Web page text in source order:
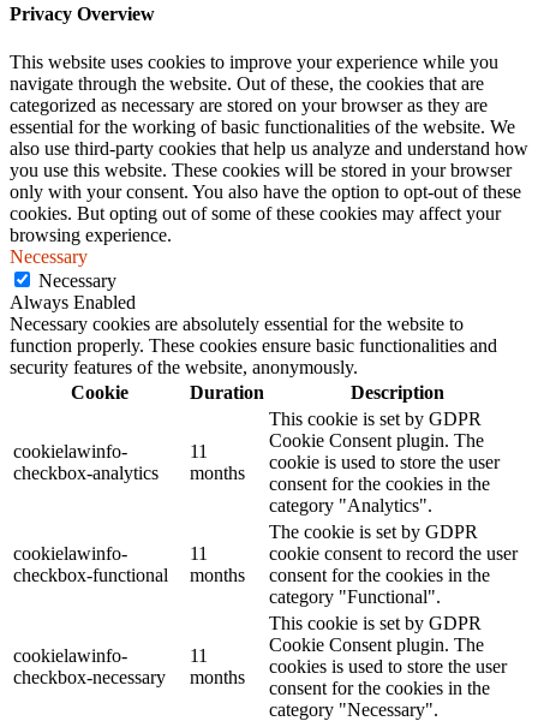
Privacy Overview
This website uses cookies to improve your experience while you
navigate through the website. Out of these, the cookies that are
categorized as necessary are stored on your browser as they are
essential for the working of basic functionalities of the website. We
also use third-party cookies that help us analyze and understand how
you use this website. These cookies will be stored in your browser
only with your consent. You also have the option to opt-out of these
cookies. But opting out of some of these cookies may affect your
browsing experience.
Necessary
Necessary
Always Enabled
Necessary cookies are absolutely essential for the website to
function properly. These cookies ensure basic functionalities and
security features of the website, anonymously.
Cookie
Duration Description
cookielawinfo-
checkbox-analytics
11
months
This cookie is set by GDPR
Cookie Consent plugin. The
cookie is used to store the user
consent for the cookies in the
category "Analytics".
cookielawinfo-
checkbox-functional
11
months
The cookie is set by GDPR
cookie consent to record the user
consent for the cookies in the
category "Functional".
cookielawinfo-
checkbox-necessary
11
months
This cookie is set by GDPR
Cookie Consent plugin. The
cookies is used to store the user
consent for the cookies in the
category "Necessary".